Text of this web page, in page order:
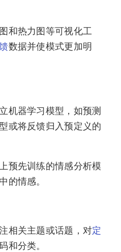
和热力图等可视化工
数据并使模式更加明
机器学习模型，如预测
或将反馈归入预定义的
预先训练的情感分析模
的情感。
相关主题或话题，对定
和分类。